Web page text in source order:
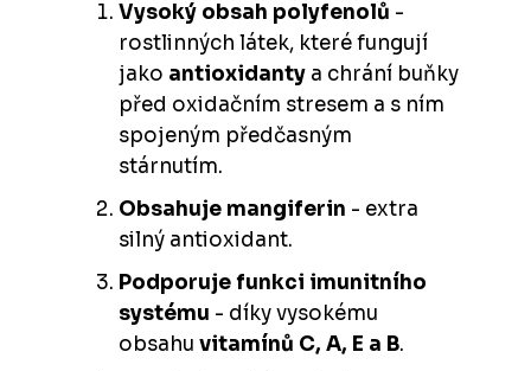
Vysoký obsah polyfenolů -
rostlinných látek, které fungují
jako antioxidanty a chrání buňky
před oxidačním stresem a s ním
spojeným předčasným
stárnutím.
Obsahuje mangiferin - extra
silný antioxidant.
Podporuje funkci imunitního
systému - díky vysokému
obsahu vitamínů C, A, E a B.